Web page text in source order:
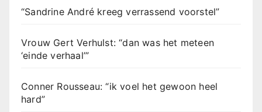
“Sandrine André kreeg verrassend voorstel”
Vrouw Gert Verhulst: “dan was het meteen
‘einde verhaal’”
Conner Rousseau: “ik voel het gewoon heel
hard”